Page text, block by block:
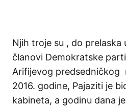
Njih troje su , do prelaska
članovi Demokratske
Arifijevog predsedničkog
2016. godine, Pajaziti je
kabineta, a godinu dana